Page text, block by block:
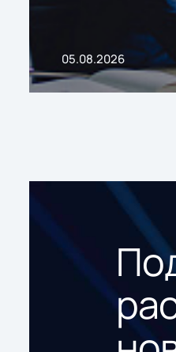
05.08.2026